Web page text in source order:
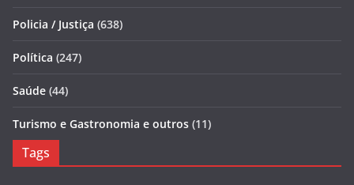
Policia / Justiça (638)
Política (247)
Saúde (44)
Turismo e Gastronomia e outros (11)
Tags